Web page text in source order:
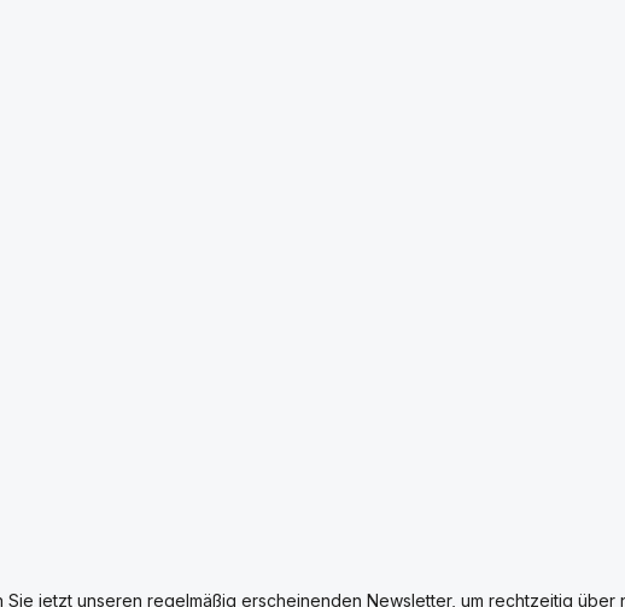
Sie jetzt unseren regelmäßig erscheinenden Newsletter, um rechtzeitig